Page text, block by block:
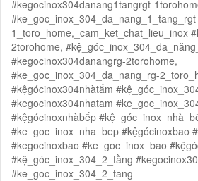
#kegocinox304danang1tangrgt-
#ke_goc_inox_304_da_nang_1_tang_rgt-
1_toro_home,_cam_ket_chat_lieu_inox
2torohome,
#kegocinox304danangrg-2torohome,
#ke_goc_inox_304_da_nang_rg-
#kệgócinox304nhàtắm
#kegocinox304nhatam
#kệgócinoxnhàbếp
#ke_goc_inox_nha_bep #kệgócinoxbao
#kegocinoxbao #ke_goc_inox_bao
#kệ_góc_inox_304_2_tầng
#ke_goc_inox_304_2_tang